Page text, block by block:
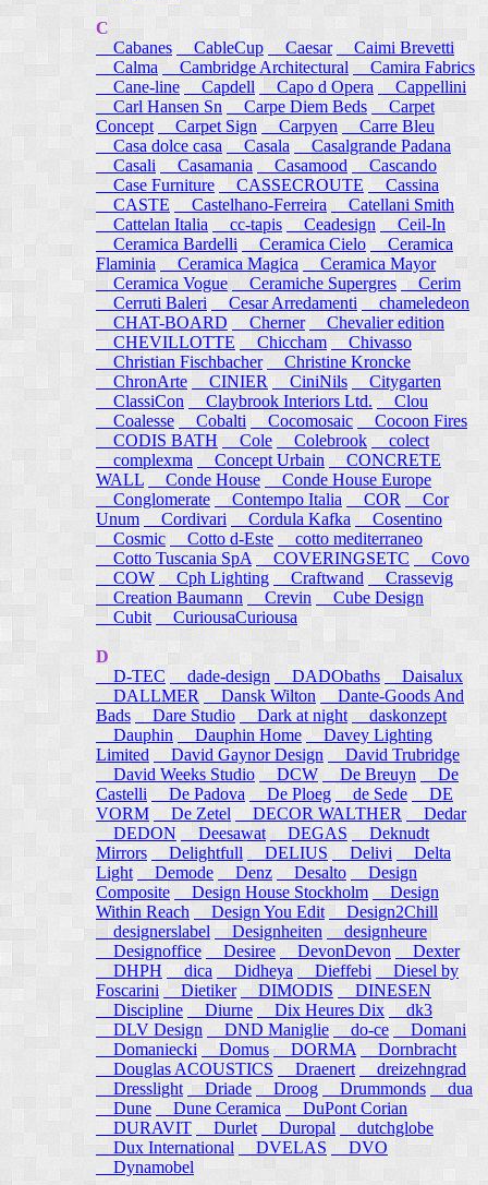
C
Cabanes
CableCup Caesar
Caimi Brevetti
Calma
Cambridge Architectural
Camira Fabrics
Cane-line
Capdell Capo d Opera
Cappellini
Carl Hansen Sn
Carpe Diem Beds
Carpet
Concept
Carpet Sign Carpyen
Carre Bleu
Casa dolce casa
Casala
Casalgrande Padana
Casali
Casamania Casamood
Cascando
Case Furniture
CASSECROUTE
Cassina
CASTE
Castelhano-Ferreira
Catellani Smith
Cattelan Italia
cc-tapis Ceadesign
Ceil-In
Ceramica Bardelli
Ceramica Cielo
Ceramica
Flaminia
Ceramica Magica
Ceramica Mayor
Ceramica Vogue
Ceramiche Supergres Cerim
Cerruti Baleri
Cesar Arredamenti
chameledeon
CHAT-BOARD
Cherner
Chevalier edition
CHEVILLOTTE
Chiccham
Chivasso
Christian Fischbacher
Christine Kroncke
ChronArte
CINIER CiniNils
Citygarten
ClassiCon
Claybrook Interiors Ltd.
Clou
Coalesse
Cobalti Cocomosaic
Cocoon Fires
CODIS BATH
Cole Colebrook
colect
complexma
Concept Urbain
CONCRETE
WALL
Conde House
Conde House Europe
Conglomerate
Contempo Italia COR
Cor
Unum
Cordivari Cordula Kafka
Cosentino
Cosmic
Cotto d-Este
cotto mediterraneo
Cotto Tuscania SpA
COVERINGSETC
Covo
COW
Cph Lighting Craftwand
Crassevig
Creation Baumann
Crevin
Cube Design
Cubit
CuriousaCuriousa
D
D-TEC
dade-design DADObaths
Daisalux
DALLMER
Dansk Wilton
Dante-Goods And
Bads
Dare Studio Dark at night
daskonzept
Dauphin
Dauphin Home
Davey Lighting
Limited
David Gaynor Design
David Trubridge
David Weeks Studio
DCW De Breuyn
De
Castelli
De Padova De Ploeg de Sede
DE
VORM
De Zetel DECOR WALTHER
Dedar
DEDON
Deesawat DEGAS
Deknudt
Mirrors
Delightfull DELIUS Delivi
Delta
Light
Demode Denz Desalto
Design
Composite
Design House Stockholm
Design
Within Reach
Design You Edit
Design2Chill
designerslabel
Designheiten
designheure
Designoffice
Desiree DevonDevon
Dexter
DHPH
dica Didheya Dieffebi
Diesel by
Foscarini
Dietiker DIMODIS
DINESEN
Discipline
Diurne Dix Heures Dix
dk3
DLV Design
DND Maniglie do-ce
Domani
Domaniecki
Domus DORMA
Dornbracht
Douglas ACOUSTICS
Draenert
dreizehngrad
Dresslight Driade Droog Drummonds
dua
Dune
Dune Ceramica
DuPont Corian
DURAVIT
Durlet Duropal
dutchglobe
Dux International
DVELAS
DVO
Dynamobel